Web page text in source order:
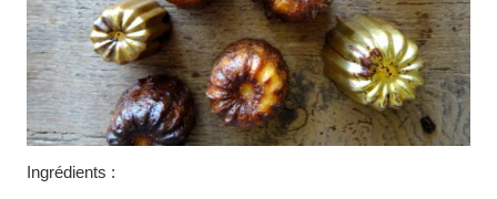
Ingrédients :